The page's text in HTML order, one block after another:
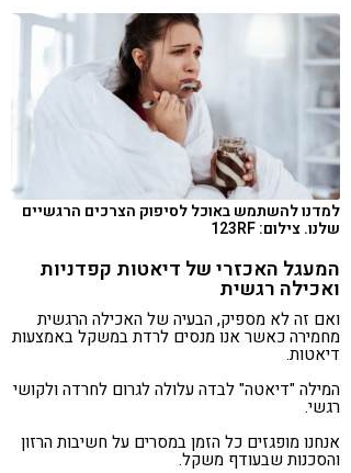
למדנו להשתמש באוכל לסיפוק הצרכים הרגשיים
שלנו. צילום: 123RF
המעגל האכזרי של דיאטות קפדניות
ואכילה רגשית
ואם זה לא מספיק, הבעיה של האכילה הרגשית
מחמירה כאשר אנו מנסים לרדת במשקל באמצעות
דיאטות.
המילה "דיאטה" לבדה עלולה לגרום לחרדה ולקושי
רגשי.
אנחנו מופגזים כל הזמן במסרים על חשיבות הרזון
והסכנות שבעודף משקל.